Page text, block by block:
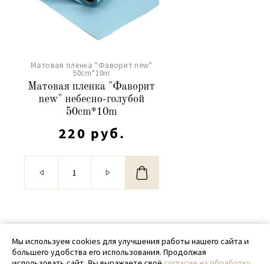
Матовая пленка "Фаворит new"
50сm*10m
Матовая пленка "Фаворит
new" небесно-голубой
50сm*10m
220 руб.
© 2020 - 2026 SamPack
+ 7 (918) 699-97-87
Мы используем cookies для улучшения работы нашего сайта и
большего удобства его использования. Продолжая